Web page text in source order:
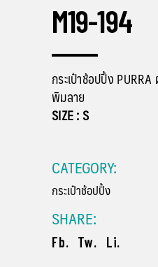
M19-194
กระเป๋าช้อปปิ้ง
พิมลาย
SIZE : S
CATEGORY:
กระเป๋าช้อปปิ้ง
SHARE:
Fb. Tw. Li.